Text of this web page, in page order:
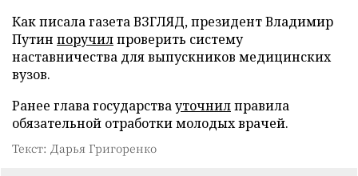
Как писала газета ВЗГЛЯД, президент Владимир
Путин поручилпроверить систему
наставничества для выпускников медицинских
вузов.
Ранее глава государствауточнилправила
обязательной отработки молодых врачей.
Текст: Дарья Григоренко